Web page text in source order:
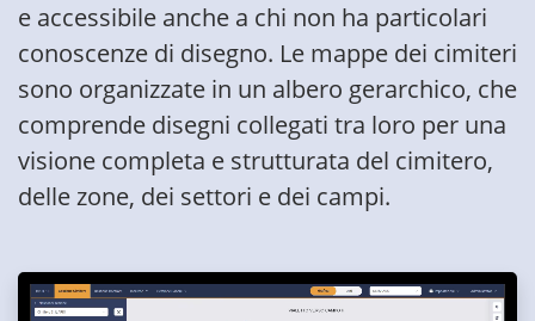
e accessibile anche a chi non ha particolari
conoscenze di disegno. Le mappe dei cimiteri
sono organizzate in un albero gerarchico, che
comprende disegni collegati tra loro per una
visione completa e strutturata del cimitero,
delle zone, dei settori e dei campi.